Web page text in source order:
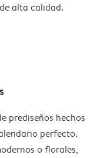
alta calidad.
prediseños hechos
perfecto.
o florales,